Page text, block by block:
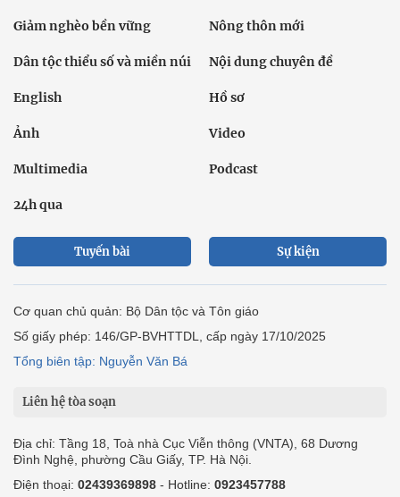
Giảm nghèo bền vững Nông thôn mới
Dân tộc thiểu số và miền núi Nội dung chuyên đề
English Hồ sơ
Ảnh Video
Multimedia Podcast
24h qua
Tuyến bài Sự kiện
Cơ quan chủ quản: Bộ Dân tộc và Tôn giáo
Số giấy phép: 146/GP-BVHTTDL, cấp ngày 17/10/2025
Tổng biên tập: Nguyễn Văn Bá
Liên hệ tòa soạn
Địa chỉ: Tầng 18, Toà nhà Cục Viễn thông (VNTA), 68 Dương
Đình Nghệ, phường Cầu Giấy, TP. Hà Nội.
Điện thoại: 02439369898 - Hotline: 0923457788